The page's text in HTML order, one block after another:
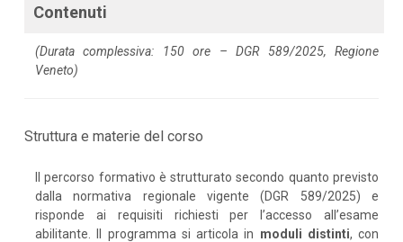
Contenuti
(Durata complessiva: 150 ore – DGR 589/2025, Regione
Veneto)
Struttura e materie del corso
Il percorso formativo è strutturato secondo quanto previsto
dalla normativa regionale vigente (DGR 589/2025) e
risponde ai requisiti richiesti per l’accesso all’esame
abilitante. Il programma si articola in moduli distinti, con